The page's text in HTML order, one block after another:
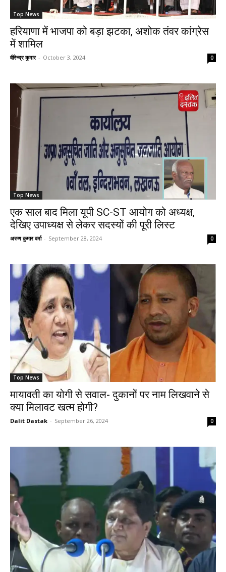
Top News
हरियाणा में भाजपा को बड़ा झटका, अशोक तंवर कांग्रेस
में शामिल
वीरेन्द्र कुमार - October 3, 2024 0
Top News
एक साल बाद मिला यूपी SC-ST आयोग को अध्यक्ष,
देखिए उपाध्यक्ष से लेकर सदस्यों की पूरी लिस्ट
अरुण कुमार वर्मा - September 28, 2024 0
Top News
मायावती का योगी से सवाल- दुकानों पर नाम लिखवाने से
क्या मिलावट खत्म होगी?
Dalit Dastak - September 26, 2024 0